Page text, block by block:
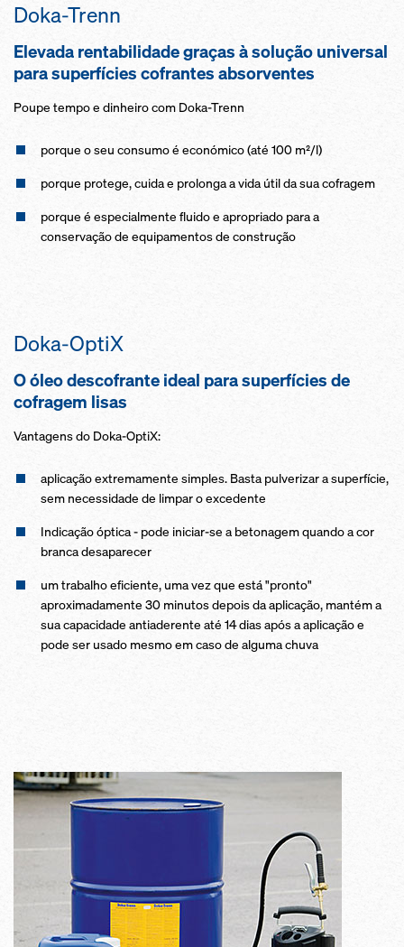
Doka-Trenn
Elevada rentabilidade graças à solução universal
para superfícies cofrantes absorventes
Poupe tempo e dinheiro com Doka-Trenn
porque o seu consumo é económico (até 100 m²/l)
porque protege, cuida e prolonga a vida útil da sua cofragem
porque é especialmente fluido e apropriado para a
conservação de equipamentos de construção
Doka-OptiX
O óleo descofrante ideal para superfícies de
cofragem lisas
Vantagens do Doka-OptiX:
aplicação extremamente simples. Basta pulverizar a superfície,
sem necessidade de limpar o excedente
Indicação óptica - pode iniciar-se a betonagem quando a cor
branca desaparecer
um trabalho eficiente, uma vez que está "pronto"
aproximadamente 30 minutos depois da aplicação, mantém a
sua capacidade antiaderente até 14 dias após a aplicação e
pode ser usado mesmo em caso de alguma chuva